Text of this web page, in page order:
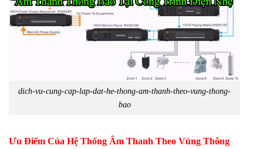
dich-vu-cung-cap-lap-dat-he-thong-am-thanh-theo-vung-thong-
bao
Ưu Điểm Của Hệ Thống Âm Thanh Theo Vùng Thông